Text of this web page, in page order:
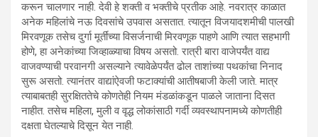
करून चालणार नाही. देवी हे शक्ती व भक्तीचे प्रतीक आहे. नवरात्र काळात
अनेक महिलांचे नऊ दिवसांचे उपवास असतात. त्यातून विजयादशमीची पालखी
मिरवणूक तसेच दुर्गा मूर्तींच्या विसर्जनाची मिरवणूक पाहणे आणि त्यात सहभागी
होणे, हा अनेकांच्या जिव्हाळ्याचा विषय असतो. रात्री बारा वाजेपर्यंत वाद्य
वाजवण्याची परवानगी असल्याने त्यावेळेपर्यंत ढोल ताशांच्या पथकांचा निनाद
सुरू असतो. त्यानंतर वाद्यांऐवजी फटाक्यांची आतीषबाजी केली जाते. मात्र
त्याबाबतही सुरक्षिततेचे कोणतेही नियम मंडळांकडून पाळले जाताना दिसत
नाहीत. तसेच महिला, मुली व वृद्ध लोकांसाठी गर्दी व्यवस्थापनामध्ये कोणतीही
दक्षता घेतल्याचे दिसून येत नाही.